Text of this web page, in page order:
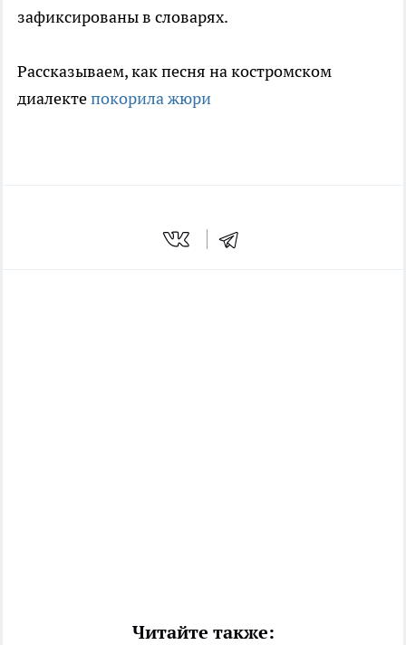
зафиксированы в словарях.
Рассказываем, как песня на костромском
диалектепокорила жюри
Читайте также: